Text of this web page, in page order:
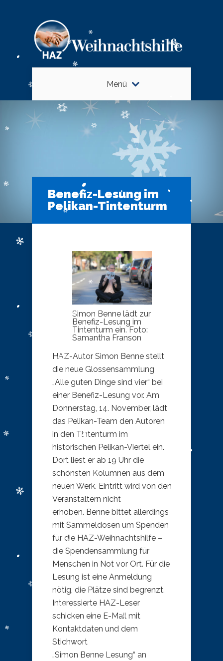
Menü
Benefiz-Lesung im
Pelikan-Tintenturm
Simon Benne lädt zur
Benefiz-Lesung im
Tintenturm ein. Foto:
Samantha Franson
HAZ-Autor Simon Benne stellt
die neue Glossensammlung
„Alle guten Dinge sind vier“ bei
einer Benefiz-Lesung vor. Am
Donnerstag, 14. November, lädt
das Pelikan-Team den Autoren
in den Tintenturm im
historischen Pelikan-Viertel ein.
Dort liest er ab 19 Uhr die
schönsten Kolumnen aus dem
neuen Werk. Eintritt wird von den
Veranstaltern nicht
erhoben. Benne bittet allerdings
mit Sammeldosen um Spenden
für die HAZ-Weihnachtshilfe –
die Spendensammlung für
Menschen in Not vor Ort. Für die
Lesung ist eine Anmeldung
nötig, die Plätze sind begrenzt.
Interessierte HAZ-Leser
schicken eine E-Mail mit
Kontaktdaten und dem
Stichwort
„Simon Benne Lesung“ an